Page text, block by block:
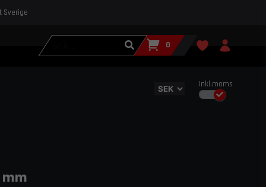
Sverige
Inkl.moms
0